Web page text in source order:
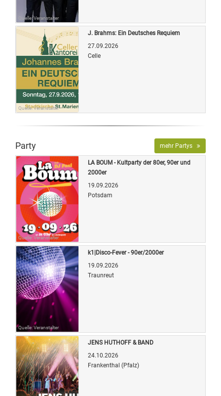
Quelle: Veranstalter
Quelle: Veranstalter
J. Brahms: Ein Deutsches Requiem
27.09.2026
Celle
Party mehr Partys
Quelle: Veranstalter
LA BOUM - Kultparty der 80er, 90er und
2000er
19.09.2026
Potsdam
Quelle: Veranstalter
k1|Disco-Fever - 90er/2000er
19.09.2026
Traunreut
JENS HUTHOFF & BAND
24.10.2026
Frankenthal (Pfalz)